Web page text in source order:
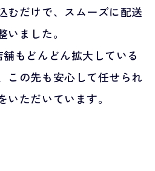
むだけで、スムーズに配送
ました。
もどんどん拡大している
この先も安心して任せられ
いただいています。